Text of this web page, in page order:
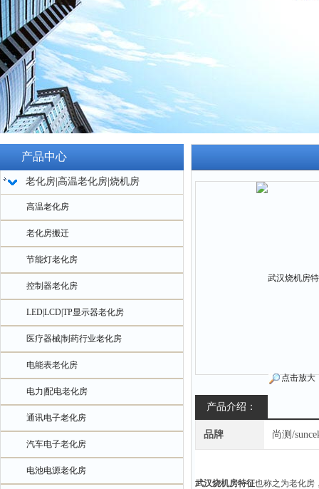
产品中心
老化房|高温老化房|烧机房
高温老化房
老化房搬迁
节能灯老化房
控制器老化房
LED|LCD|TP显示器老化房
医疗器械|制药行业老化房
电能表老化房
电力|配电老化房
通讯电子老化房
汽车电子老化房
电池电源老化房
点击放大
产品介绍：
品牌 尚测/
武汉烧机房特征也称之为老化房